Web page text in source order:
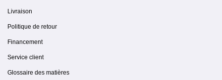
Livraison
Politique de retour
Financement
Service client
Glossaire des matières